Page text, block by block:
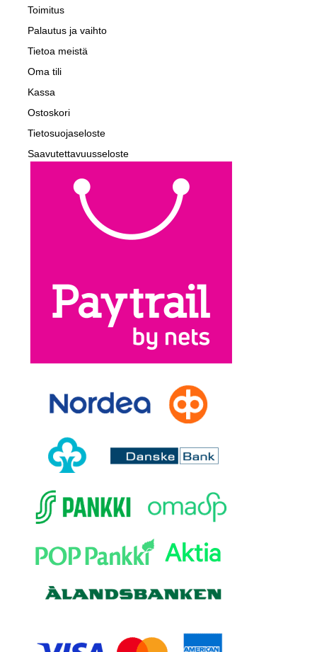
Toimitus
Palautus ja vaihto
Tietoa meistä
Oma tili
Kassa
Ostoskori
Tietosuojaseloste
Saavutettavuusseloste